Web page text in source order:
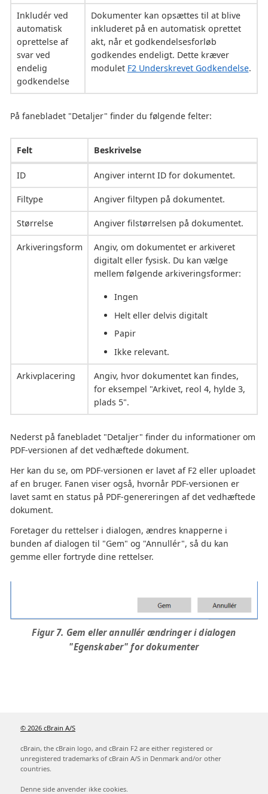
Inkludér ved
automatisk
oprettelse af
svar ved
endelig
godkendelse
Dokumenter kan opsættes til at blive
inkluderet på en automatisk oprettet
akt, når et godkendelsesforløb
godkendes endeligt. Dette kræver
modulet F2 Underskrevet Godkendelse.
På fanebladet "Detaljer" finder du følgende felter:
Felt Beskrivelse
ID Angiver internt ID for dokumentet.
Filtype Angiver filtypen på dokumentet.
Størrelse Angiver filstørrelsen på dokumentet.
Arkiveringsform
Angiv, om dokumentet er arkiveret
digitalt eller fysisk. Du kan vælge
mellem følgende arkiveringsformer:
Ingen
Helt eller delvis digitalt
Papir
Ikke relevant.
Arkivplacering
Angiv, hvor dokumentet kan findes,
for eksempel "Arkivet, reol 4, hylde 3,
plads 5".
Nederst på fanebladet "Detaljer" finder du informationer om
PDF-versionen af det vedhæftede dokument.
Her kan du se, om PDF-versionen er lavet af F2 eller uploadet
af en bruger. Fanen viser også, hvornår PDF-versionen er
lavet samt en status på PDF-genereringen af det vedhæftede
dokument.
Foretager du rettelser i dialogen, ændres knapperne i
bunden af dialogen til "Gem" og "Annullér", så du kan
gemme eller fortryde dine rettelser.
Figur 7. Gem eller annullér ændringer i dialogen
"Egenskaber" for dokumenter
© 2026 cBrain A/S
cBrain, the cBrain logo, and cBrain F2 are either registered or
unregistered trademarks of cBrain A/S in Denmark and/or other
countries.
Denne side anvender ikke cookies.